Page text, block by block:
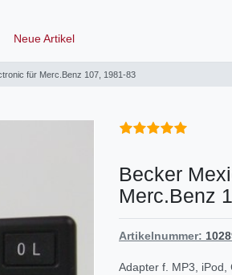
Neue Artikel
für Merc.Benz 107, 1981-83
Becker
Merc.Benz
Artikelnummer:
Adapter f. MP3, iPod,